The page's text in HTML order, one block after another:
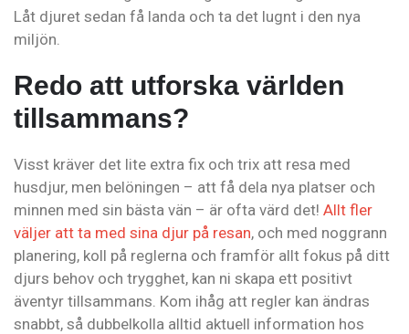
Låt djuret sedan få landa och ta det lugnt i den nya
miljön.
Redo att utforska världen
tillsammans?
Visst kräver det lite extra fix och trix att resa med
husdjur, men belöningen – att få dela nya platser och
minnen med sin bästa vän – är ofta värd det! Allt fler
väljer att ta med sina djur på resan, och med noggrann
planering, koll på reglerna och framför allt fokus på ditt
djurs behov och trygghet, kan ni skapa ett positivt
äventyr tillsammans. Kom ihåg att regler kan ändras
snabbt, så dubbelkolla alltid aktuell information hos